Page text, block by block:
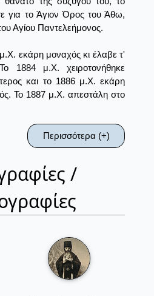
για το Άγιον Όρος του Άθω,
Αγίου Παντελεήμονος.
εκάρη μοναχός κι έλαβε τ'
1884 μ.Χ. χειροτονήθηκε
και το 1886 μ.Χ. εκάρη
Το 1887 μ.Χ. απεστάλη στο
Περισσότερα (+)
/